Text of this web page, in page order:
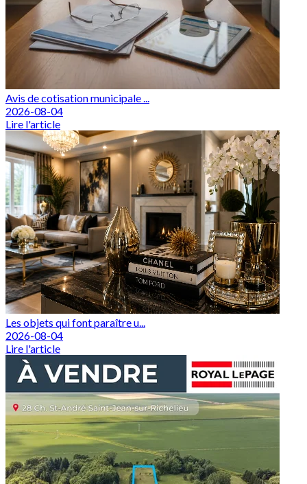
Avis de cotisation municipale ...
2026-08-04
Lire l'article
Les objets qui font paraître u...
2026-08-04
Lire l'article